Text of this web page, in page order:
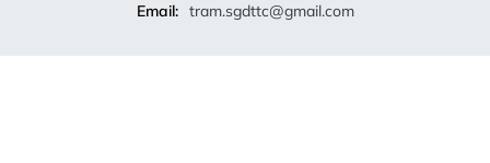
Email: tram.sgdttc@gmail.com